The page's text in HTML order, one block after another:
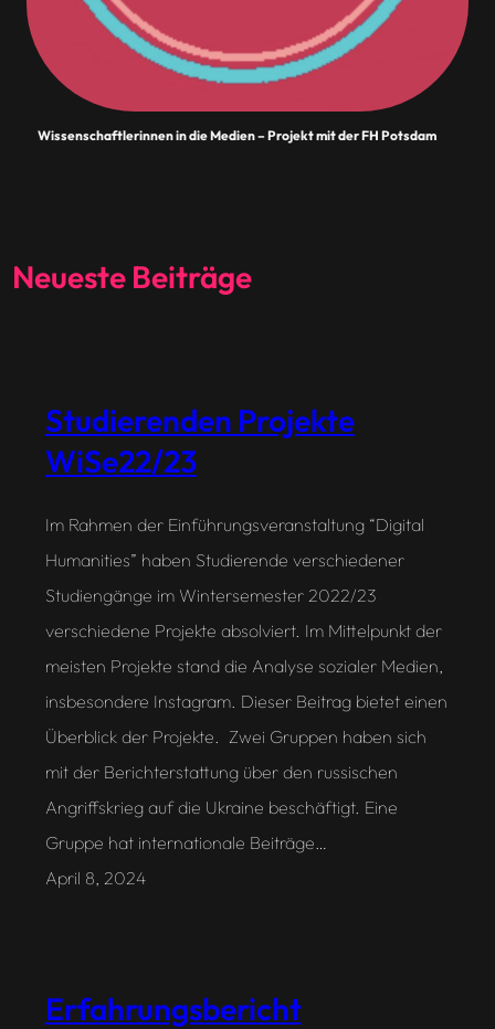
Wissenschaftlerinnen in die Medien – Projekt mit der FH Potsdam
Neueste Beiträge
Studierenden Projekte
WiSe22/23
Im Rahmen der Einführungsveranstaltung “Digital
Humanities” haben Studierende verschiedener
Studiengänge im Wintersemester 2022/23
verschiedene Projekte absolviert. Im Mittelpunkt der
meisten Projekte stand die Analyse sozialer Medien,
insbesondere Instagram. Dieser Beitrag bietet einen
Überblick der Projekte. Zwei Gruppen haben sich
mit der Berichterstattung über den russischen
Angriffskrieg auf die Ukraine beschäftigt. Eine
Gruppe hat internationale Beiträge…
April 8, 2024
Erfahrungsbericht